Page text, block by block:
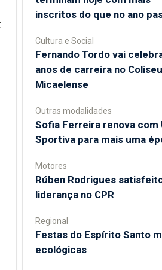
inscritos do que no ano
Cultura e Social
Fernando Tordo vai
anos de carreira no Coliseu
Micaelense
Outras modalidades
Sofia Ferreira renova com
Sportiva para mais uma
Motores
Rúben Rodrigues
liderança no CPR
Regional
Festas do Espírito Santo
ecológicas